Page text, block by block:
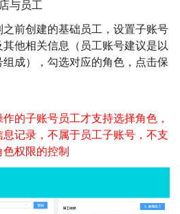
与员工
前创建的基础员工，设置子账号
他相关信息（员工账号建议是以
成），勾选对应的角色，点击保
的子账号员工才支持选择角色，
记录，不属于员工子账号，不支
权限的控制